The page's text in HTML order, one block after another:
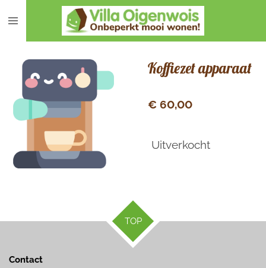
direct
hoofdinhoud
Koffiezet apparaat
€ 60,00
Uitverkocht
TOP
Contact